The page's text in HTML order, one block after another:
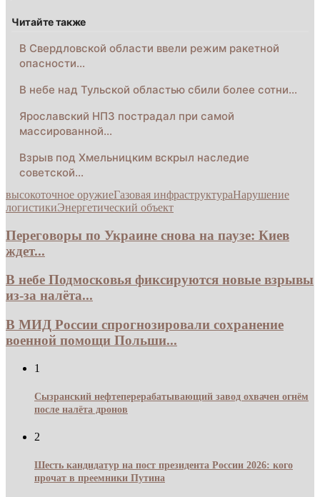
Читайте также
В Свердловской области ввели режим ракетной
опасности…
В небе над Тульской областью сбили более сотни…
Ярославский НПЗ пострадал при самой
массированной…
Взрыв под Хмельницким вскрыл наследие
советской…
высокоточное оружиеГазовая инфраструктураНарушение
логистикиЭнергетический объект
Переговоры по Украине снова на паузе: Киев
ждет...
В небе Подмосковья фиксируются новые взрывы
из-за налёта...
В МИД России спрогнозировали сохранение
военной помощи Польши...
1
Сызранский нефтеперерабатывающий завод охвачен огнём
после налёта дронов
2
Шесть кандидатур на пост президента России 2026: кого
прочат в преемники Путина